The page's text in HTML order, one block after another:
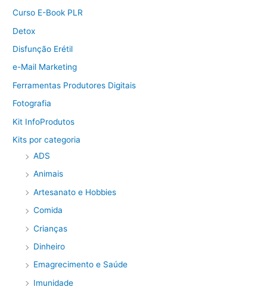
Curso E-Book PLR
Detox
Disfunção Erétil
e-Mail Marketing
Ferramentas Produtores Digitais
Fotografia
Kit InfoProdutos
Kits por categoria
ADS
Animais
Artesanato e Hobbies
Comida
Crianças
Dinheiro
Emagrecimento e Saúde
Imunidade